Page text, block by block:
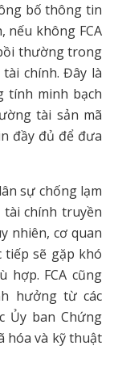
bố thông tin
nếu không FCA
thường trong
chính. Đây là
tính minh bạch
tài sản mã
đầy đủ để đưa
sự chống lạm
chính truyền
nhiên, cơ quan
sẽ gặp khó
hợp. FCA cũng
hưởng từ các
Ủy ban Chứng
hóa và kỹ thuật